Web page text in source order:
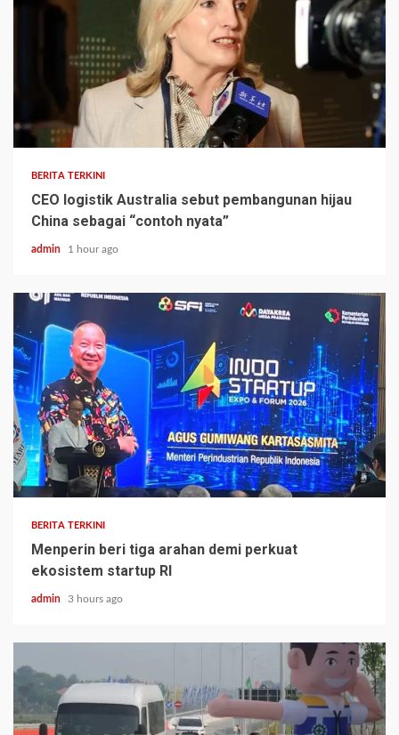
BERITA TERKINI
CEO logistik Australia sebut pembangunan hijau
China sebagai “contoh nyata”
admin 1 hour ago
BERITA TERKINI
Menperin beri tiga arahan demi perkuat
ekosistem startup RI
admin 3 hours ago